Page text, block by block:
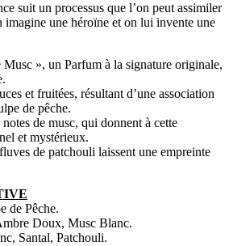
suit un processus que l’on peut assimiler
imagine une héroïne et on lui invente une
», un Parfum à la signature originale,
et fruitées, résultant d’une association
de pêche.
de musc, qui donnent à cette
et mystérieux.
de patchouli laissent une empreinte
de Pêche.
Doux, Musc Blanc.
Santal, Patchouli.